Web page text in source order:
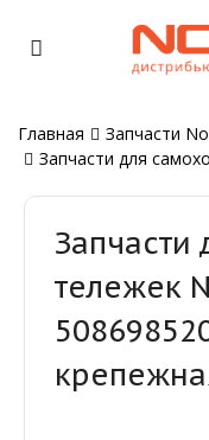
Главная
Запчасти
Запчасти для
тележек